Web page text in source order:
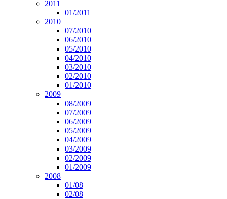
2011
01/2011
2010
07/2010
06/2010
05/2010
04/2010
03/2010
02/2010
01/2010
2009
08/2009
07/2009
06/2009
05/2009
04/2009
03/2009
02/2009
01/2009
2008
01/08
02/08